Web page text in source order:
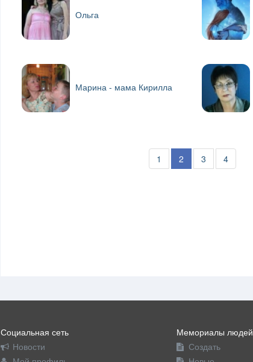
Ольга
Марина - мама Кирилла
1 2 3 4
Социальная сеть
Новости
Мемориалы людей
Создать